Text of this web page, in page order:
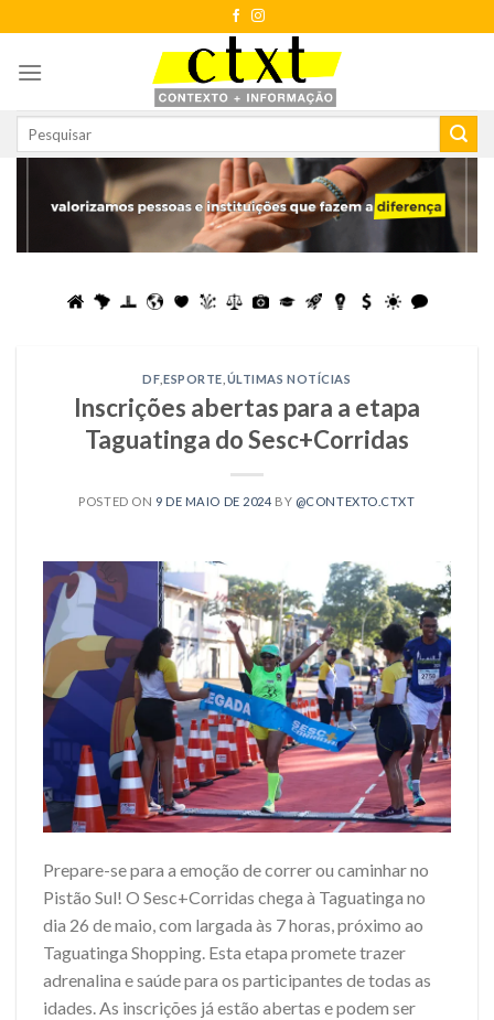
to
content
DF,ESPORTE ÚLTIMAS NOTÍCIAS
Inscrições abertas para a etapa
Taguatinga do Sesc+Corridas
POSTED ON 9 DE MAIO DE 2024 BY @CONTEXTO.CTXT
Prepare-se para a emoção de correr ou caminhar no
Pistão Sul! O Sesc+Corridas chega à Taguatinga no
dia 26 de maio, com largada às 7 horas, próximo ao
Taguatinga Shopping. Esta etapa promete trazer
adrenalina e saúde para os participantes de todas as
idades. As inscrições já estão abertas e podem ser